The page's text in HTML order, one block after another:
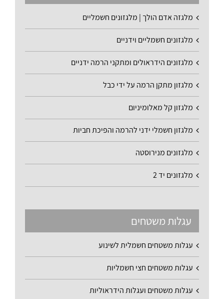
מלגזה אדם הולך | מלגזונים חשמליים
מלגזונים חשמליים וידניים
מלגזונים הידראולים ומתקני הרמה ידניים
מלגזון מתקן הרמה על ידי כבל
מלגזון קל מאלומיניום
מלגזון חשמלי ידני להרמה והפיכת חביות
מלגזונים מנירוסטה
מלגזונים יד 2
עגלות משטחים
עגלות משטחים חשמלית לשינוע
עגלות משטחים חצי חשמליות
עגלות משטחים ועגלות הידראוליות